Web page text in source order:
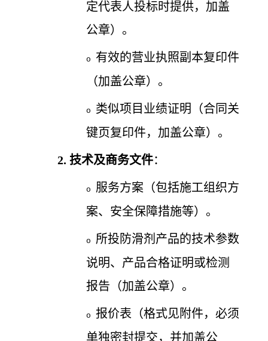
定代表人投标时提供，加盖
公章）。
o 有效的营业执照副本复印件
（加盖公章）。
o 类似项目业绩证明（合同关
键页复印件，加盖公章）。
2. 技术及商务文件：
o 服务方案（包括施工组织方
案、安全保障措施等）。
o 所投防滑剂产品的技术参数
说明、产品合格证明或检测
报告（加盖公章）。
o 报价表（格式见附件，必须
单独密封提交，并加盖公